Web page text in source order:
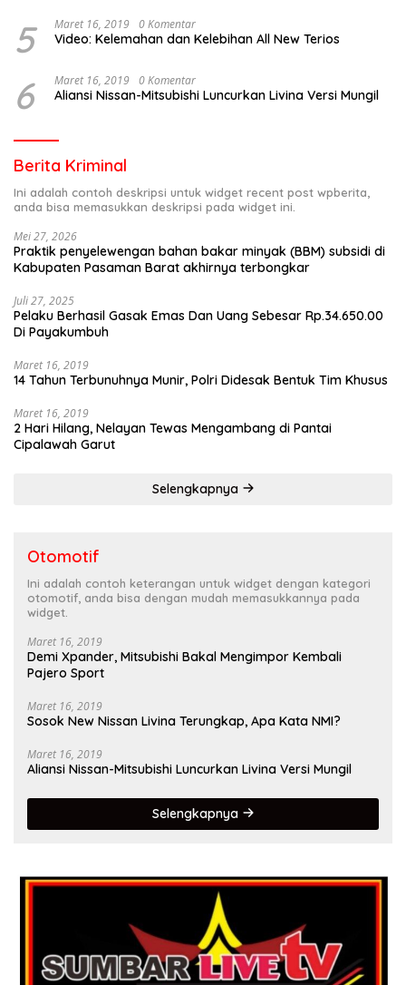
5 Maret 16, 2019 0 Komentar
Video: Kelemahan dan Kelebihan All New Terios
6 Maret 16, 2019 0 Komentar
Aliansi Nissan-Mitsubishi Luncurkan Livina Versi Mungil
Berita Kriminal
Ini adalah contoh deskripsi untuk widget recent post wpberita,
anda bisa memasukkan deskripsi pada widget ini.
Mei 27, 2026
Praktik penyelewengan bahan bakar minyak (BBM) subsidi di
Kabupaten Pasaman Barat akhirnya terbongkar
Juli 27, 2025
Pelaku Berhasil Gasak Emas Dan Uang Sebesar Rp.34.650.00
Di Payakumbuh
Maret 16, 2019
14 Tahun Terbunuhnya Munir, Polri Didesak Bentuk Tim Khusus
Maret 16, 2019
2 Hari Hilang, Nelayan Tewas Mengambang di Pantai
Cipalawah Garut
Selengkapnya
Otomotif
Ini adalah contoh keterangan untuk widget dengan kategori
otomotif, anda bisa dengan mudah memasukkannya pada
widget.
Maret 16, 2019
Demi Xpander, Mitsubishi Bakal Mengimpor Kembali
Pajero Sport
Maret 16, 2019
Sosok New Nissan Livina Terungkap, Apa Kata NMI?
Maret 16, 2019
Aliansi Nissan-Mitsubishi Luncurkan Livina Versi Mungil
Selengkapnya